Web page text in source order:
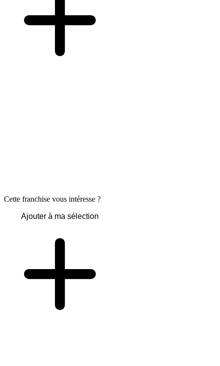
Cette franchise vous intéresse ?
Ajouter à ma sélection